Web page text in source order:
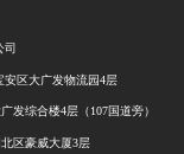
司
安区大广发物流园4层
发综合楼4层（107国道旁）
区豪威大厦3层